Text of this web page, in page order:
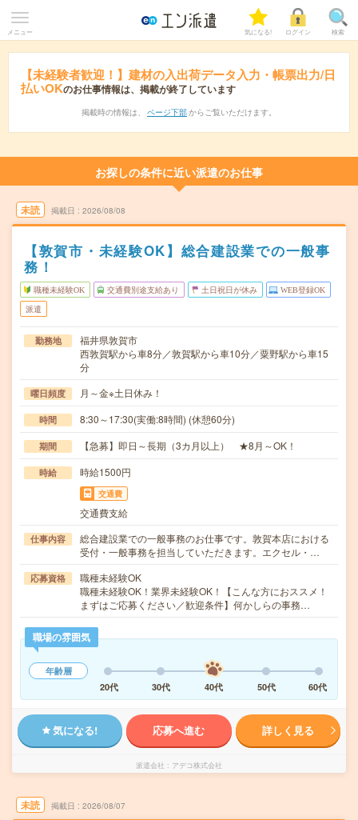
メニュー 気になる! ログイン 検索
【未経験者歓迎！】建材の入出荷データ入力・帳票出力/日
払いOKのお仕事情報は、掲載が終了しています
掲載時の情報は、 ページ下部 からご覧いただけます。
お探しの条件に近い派遣のお仕事
未読 掲載日 2026/08/08
【敦賀市・未経験OK】総合建設業での一般事
務！
職種未経験OK 交通費別途支給あり 土日祝日が休み WEB登録OK
派遣
勤務地
福井県敦賀市
西敦賀駅から車8分／敦賀駅から車10分／粟野駅から車15
分
曜日頻度 月～金※土日休み！
時間 8:30～17:30(実働:8時間) (休憩60分)
期間 【急募】即日～長期（3カ月以上） ★8月～OK！
時給 時給1500円
交通費
交通費支給
仕事内容
総合建設業での一般事務のお仕事です。敦賀本店における
受付・一般事務を担当していただきます。エクセル・…
応募資格
職種未経験OK
職種未経験OK！業界未経験OK！【こんな方におススメ！
まずはご応募ください／歓迎条件】何かしらの事務…
職場の雰囲気
年齢層
20代
30代 40代 50代 60代
気になる! 応募へ進む 詳しく見る
派遣会社 アデコ株式会社
未読 掲載日 2026/08/07